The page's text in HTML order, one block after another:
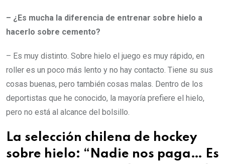
– ¿Es mucha la diferencia de entrenar sobre hielo a
hacerlo sobre cemento?
– Es muy distinto. Sobre hielo el juego es muy rápido, en
roller es un poco más lento y no hay contacto. Tiene su sus
cosas buenas, pero también cosas malas. Dentro de los
deportistas que he conocido, la mayoría prefiere el hielo,
pero no está al alcance del bolsillo.
La selección chilena de hockey
sobre hielo: “Nadie nos paga… Es